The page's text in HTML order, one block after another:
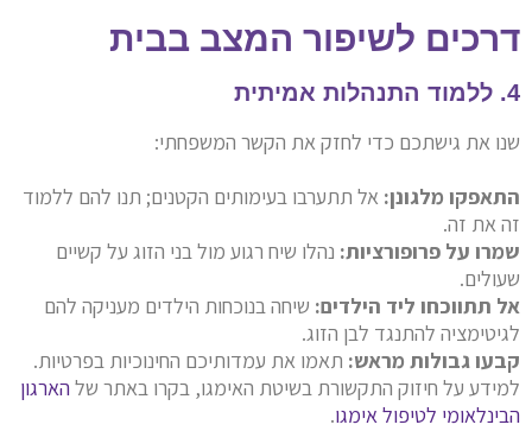
דרכים לשיפור המצב בבית
4. ללמוד התנהלות אמיתית
שנו את גישתכם כדי לחזק את הקשר המשפחתי:
התאפקו מלגונן: אל תתערבו בעימותים הקטנים; תנו להם ללמוד
זה את זה.
שמרו על פרופורציות: נהלו שיח רגוע מול בני הזוג על קשיים
שעולים.
אל תתווכחו ליד הילדים: שיחה בנוכחות הילדים מעניקה להם
לגיטימציה להתנגד לבן הזוג.
קבעו גבולות מראש: תאמו את עמדותיכם החינוכיות בפרטיות.
למידע על חיזוק התקשורת בשיטת האימגו, בקרו באתר שלהארגון
הבינלאומי לטיפול אימגו.